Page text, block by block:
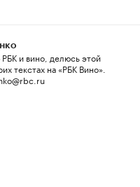
и вино, делюсь этой
текстах на «РБК Вино».